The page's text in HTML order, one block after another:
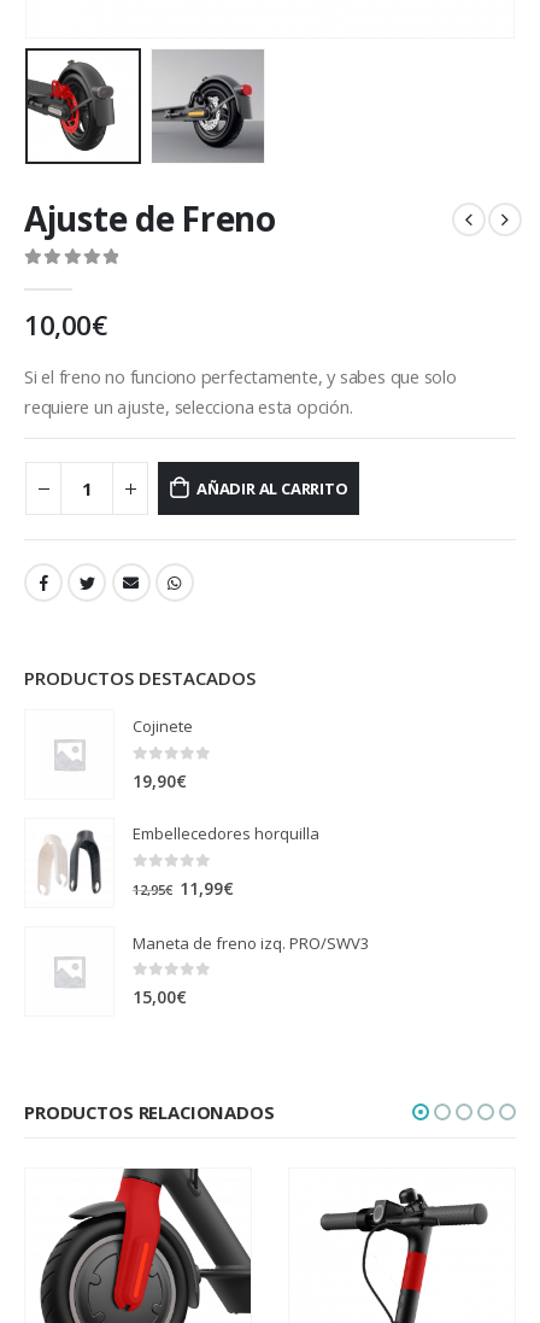
Ajuste de Freno
10,00€
Si el freno no funciono perfectamente, y sabes que solo
requiere un ajuste, selecciona esta opción.
AÑADIR AL CARRITO
PRODUCTOS DESTACADOS
Cojinete
19,90€
Embellecedores horquilla
out of 5
12,95€ El
original
era:
12,95€.
11,99€
actual
Maneta de freno izq. PRO/SWV3
0 out of 5
15,00€
PRODUCTOS RELACIONADOS